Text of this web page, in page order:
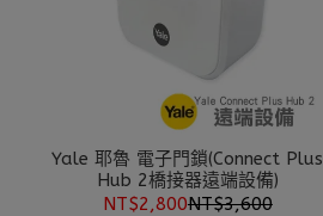
Yale 耶魯 電子門鎖(Connect Plus
Hub 2橋接器遠端設備)
NT$2,800NT$3,600